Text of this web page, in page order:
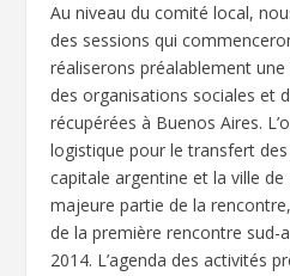
Au niveau du comité local,
des sessions qui
réaliserons préalablement une
des organisations sociales et
récupérées à Buenos Aires.
logistique pour le transfert
capitale argentine et la ville
majeure partie de la
de la première rencontre sud-
2014. L’agenda des activités